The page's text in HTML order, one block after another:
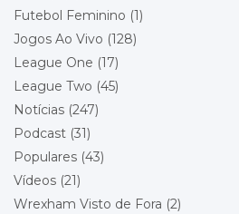
Stoke City
Wrexham
Local: Bet365 Stadium
Championship - Round 24
Wrexham
Blackburn Rovers
Championship - Round 25
Wrexham
Futebol Feminino (1)
Jogos Ao Vivo (128)
League One (17)
League Two (45)
Notícias (247)
Podcast (31)
Populares (43)
Vídeos (21)
Wrexham Visto de Fora (2)